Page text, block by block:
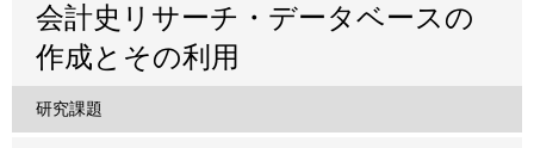
会計史リサーチ・データベースの
作成とその利用
研究課題